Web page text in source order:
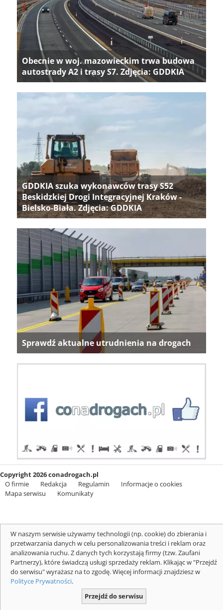
Obecnie w woj. mazowieckim trwa budowa
autostrady A2 i trasy S7. Zdjęcia: GDDKIA
GDDKIA szuka wykonawców trasy S52
Beskidzkiej Drogi Integracyjnej Kraków -
Bielsko-Biała. Zdjęcia: GDDKIA
Sprawdź aktualne utrudnienia na drogach
Copyright 2026 conadrogach.pl
O firmie
Redakcja Regulamin
Informacje o cookies
Mapa serwisu
Komunikaty
W naszym serwisie używamy technologii (np. cookie) do zbierania i
przetwarzania danych w celu personalizowania treści i reklam oraz
analizowania ruchu. Z danych tych korzystają firmy (tzw. Zaufani
Partnerzy), które świadczą usługi sprzedaży reklam. Klikając w "Przejdź
do serwisu" wyrażasz na to zgodę. Więcej informacji znajdziesz w
Polityce Prywatności.
Przejdź do serwisu